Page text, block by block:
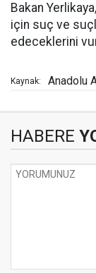
Bakan
için suç ve
edeceklerini
Kaynak: Anadolu
HABERE